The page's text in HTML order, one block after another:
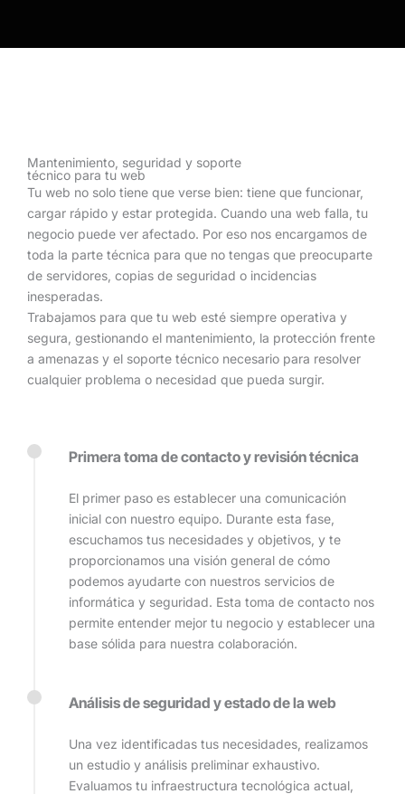
Mantenimiento, seguridad y soporte
técnico para tu web
Tu web no solo tiene que verse bien: tiene que funcionar,
cargar rápido y estar protegida. Cuando una web falla, tu
negocio puede ver afectado. Por eso nos encargamos de
toda la parte técnica para que no tengas que preocuparte
de servidores, copias de seguridad o incidencias
inesperadas.
Trabajamos para que tu web esté siempre operativa y
segura, gestionando el mantenimiento, la protección frente
a amenazas y el soporte técnico necesario para resolver
cualquier problema o necesidad que pueda surgir.
Primera toma de contacto y revisión técnica
El primer paso es establecer una comunicación
inicial con nuestro equipo. Durante esta fase,
escuchamos tus necesidades y objetivos, y te
proporcionamos una visión general de cómo
podemos ayudarte con nuestros servicios de
informática y seguridad. Esta toma de contacto nos
permite entender mejor tu negocio y establecer una
base sólida para nuestra colaboración.
Análisis de seguridad y estado de la web
Una vez identificadas tus necesidades, realizamos
un estudio y análisis preliminar exhaustivo.
Evaluamos tu infraestructura tecnológica actual,